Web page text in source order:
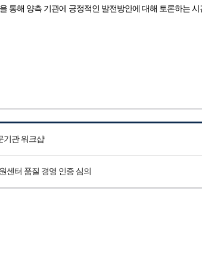
통해 양측 기관에 긍정적인 발전방안에 대해 토론하는 시
기관 워크샵
센터 품질 경영 인증 심의